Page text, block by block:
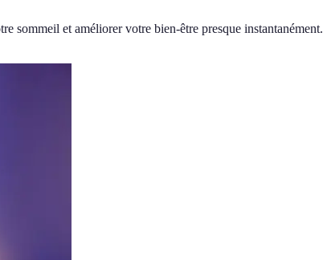
sommeil et améliorer votre bien-être presque instantanément.